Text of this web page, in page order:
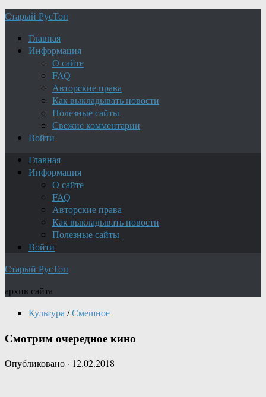
Старый РусТоп
Главная
Информация
О сайте
FAQ
Авторские права
Как выкладывать новости
Полезные сайты
Свежие комментарии
Войти
Главная
Информация
О сайте
FAQ
Авторские права
Как выкладывать новости
Полезные сайты
Войти
Старый РусТоп
архив сайта
Культура /Смешное
Смотрим очередное кино
Опубликовано · 12.02.2018